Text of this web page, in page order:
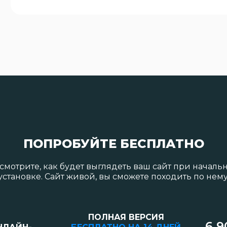
ПОПРОБУЙТЕ БЕСПЛАТНО
как будет выглядеть ваш сайт при
Сайт живой, вы сможете походить по
ПОЛНАЯ ВЕРСИЯ